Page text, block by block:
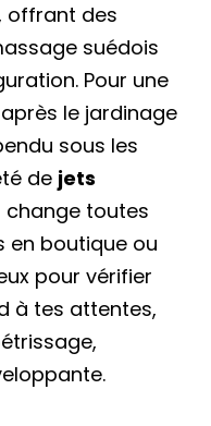
offrant des
suédois
Pour une
le jardinage
sous les
de jets
toutes
en boutique ou
pour vérifier
à tes attentes,